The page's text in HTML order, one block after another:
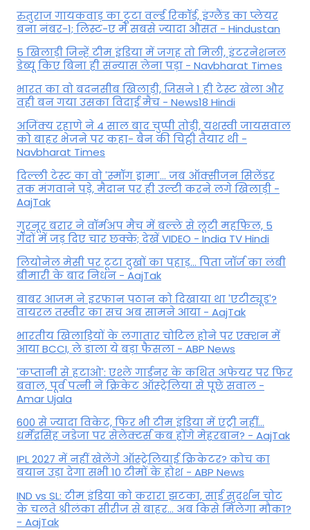
रुतुराज गायकवाड़ का टूटा वर्ल्ड रिकॉर्ड, इंग्लैंड का प्लेयर
बना नंबर-1; लिस्ट-ए में सबसे ज्यादा औसत - Hindustan
5 खिलाड़ी जिन्हें टीम इंडिया में जगह तो मिली, इंटरनेशनल
डेब्यू किए बिना ही संन्यास लेना पड़ा - Navbharat Times
भारत का वो बदनसीब खिलाड़ी, जिसने 1 ही टेस्ट खेला और
वही बन गया उसका विदाई मैच - News18 Hindi
अजिंक्य रहाणे ने 4 साल बाद चुप्पी तोड़ी, यशस्वी जायसवाल
को बाहर भेजने पर कहा- बैन की चिट्ठी तैयार थी -
Navbharat Times
दिल्ली टेस्ट का वो 'स्मॉग ड्रामा'... जब ऑक्सीजन सिलेंडर
तक मंगवाने पड़े, मैदान पर ही उल्टी करने लगे खिलाड़ी -
AajTak
गुरनूर बरार ने वॉर्मअप मैच में बल्ले से लूटी महफिल, 5
गेंदों में जड़ दिए चार छक्के; देखें VIDEO - India TV Hindi
लियोनेल मेसी पर टूटा दुखों का पहाड़... पिता जॉर्ज का लंबी
बीमारी के बाद निधन - AajTak
बाबर आजम ने इरफान पठान को दिखाया था 'एटीट्यूड'?
वायरल तस्वीर का सच अब सामने आया - AajTak
भारतीय खिलाड़ियों के लगातार चोटिल होने पर एक्शन में
आया BCCI, ले डाला ये बड़ा फैसला - ABP News
'कप्तानी से हटाओ': एश्ले गार्डनर के कथित अफेयर पर फिर
बवाल, पूर्व पत्नी ने क्रिकेट ऑस्ट्रेलिया से पूछे सवाल -
Amar Ujala
600 से ज्यादा विकेट, फिर भी टीम इंडिया में एंट्री नहीं...
धर्मेंद्रसिंह जडेजा पर सेलेक्टर्स कब होंगे मेहरबान? - AajTak
IPL 2027 में नहीं खेलेंगे ऑस्ट्रेलियाई क्रिकेटर? कोच का
बयान उड़ा देगा सभी 10 टीमों के होश - ABP News
IND vs SL: टीम इंड‍िया को करारा झटका, साई सुदर्शन चोट
के चलते श्रीलंका सीरीज से बाहर... अब किसे म‍िलेगा मौका?
- AajTak